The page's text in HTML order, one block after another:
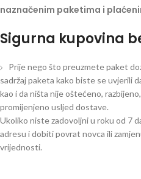
naznačenim paketima i
Sigurna kupovina
Prije nego što preuzmete paket
sadržaj paketa kako biste se uvjerili
kao i da ništa nije oštećeno,
promijenjeno usljed dostave.
Ukoliko niste zadovoljni u roku od 7
adresu i dobiti povrat novca ili
vrijednosti.